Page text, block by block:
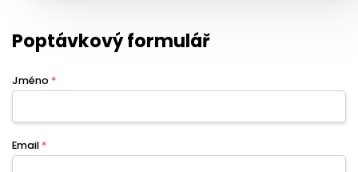
Poptávkový formulář
Jméno *
Email *